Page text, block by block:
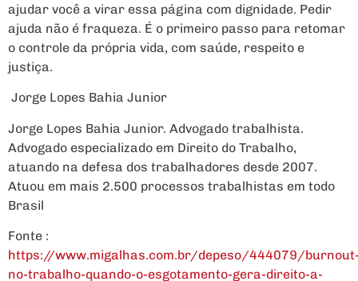
ajudar você a virar essa página com dignidade. Pedir
ajuda não é fraqueza. É o primeiro passo para retomar
o controle da própria vida, com saúde, respeito e
justiça.
Jorge Lopes Bahia Junior
Jorge Lopes Bahia Junior. Advogado trabalhista.
Advogado especializado em Direito do Trabalho,
atuando na defesa dos trabalhadores desde 2007.
Atuou em mais 2.500 processos trabalhistas em todo
Brasil
Fonte :
https://www.migalhas.com.br/depeso/444079/
no-trabalho-quando-o-esgotamento-gera-direito-a-